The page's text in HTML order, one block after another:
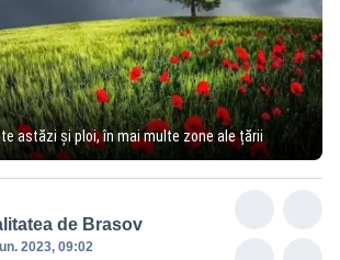
astăzi și ploi, în mai multe zone ale țării
de Brasov
2023, 09:02